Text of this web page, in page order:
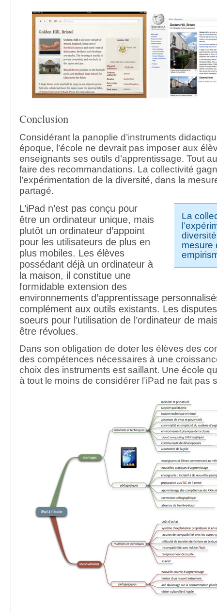
Conclusion
Considérant la panoplie d’instruments
époque, l’école ne devrait pas imposer aux
enseignants ses outils d’apprentissage. Tout
faire des recommandations. La collectivité
l’expérimentation de la diversité, dans la
partagé.
La
mesure
L’iPad n’est pas conçu pour
être un ordinateur unique, mais
plutôt un ordinateur d’appoint
pour les utilisateurs de plus en
plus mobiles. Les élèves
possédant déjà un ordinateur à
la maison, il constitue une
formidable extension des
environnements d’apprentissage
complément aux outils existants. Les
soeurs pour l’utilisation de l’ordinateur de
être révolues.
Dans son obligation de doter les élèves des
des compétences nécessaires à une
choix des instruments est saillant. Une école
à tout le moins de considérer l’iPad ne fait pas